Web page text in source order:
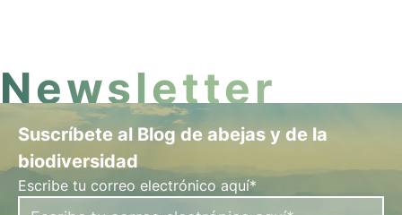
Newsletter
Suscríbete al Blog de abejas y de la
biodiversidad
Escribe tu correo electrónico aquí*